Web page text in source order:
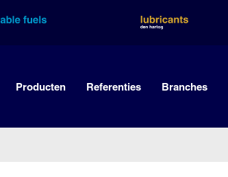
Producten Referenties Branches